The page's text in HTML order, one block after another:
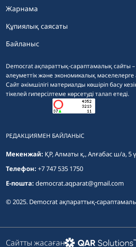
Democrat ақпараттық-сараптамалық сайты –
әлеуметтік және экономикалық мәселелерге
Сайт әкімшілігі материалды көшіріп басу
тікелей гиперсілтеме көрсетуді талап етеді.
Жарнама
Құпиялық саясаты
Байланыс
РЕДАКЦИЯМЕН БАЙЛАНЫС
Мекенжай: ҚР, Алматы қ., Алғабас ш/а, 5
Телефон: +7 747 535 1750
E-пошта: democrat.aqparat@gmail.com
© 2025. Democrat ақпараттық-
Сайтты жасаған